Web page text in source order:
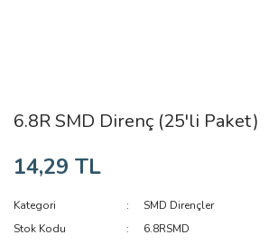
6.8R SMD Direnç (25'li Paket)
14,29 TL
Kategori
SMD Dirençler
Stok Kodu
6.8RSMD